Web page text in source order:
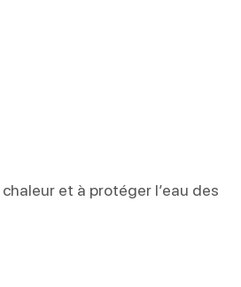
et à protéger l’eau des